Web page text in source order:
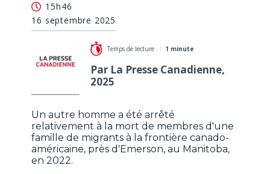
d'une famille de migrants à la frontière
15h46
16 septembre 2025
Temps de lecture : 1 minute
Par La Presse Canadienne,
2025
Un autre homme a été arrêté
relativement à la mort de membres d'une
famille de migrants à la frontière canado-
américaine, près d'Emerson, au Manitoba,
en 2022.